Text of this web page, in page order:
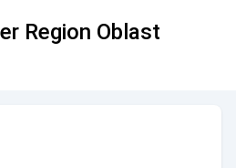
Region Oblast